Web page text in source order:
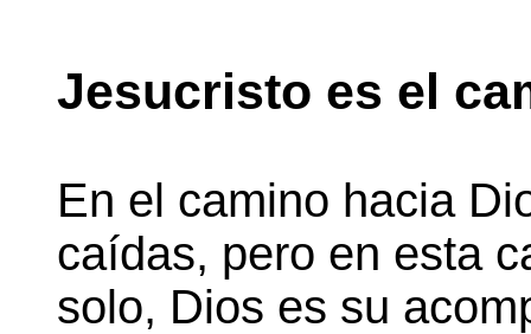
Jesucristo es el
En el camino hacia
caídas, pero en esta
solo, Dios es su